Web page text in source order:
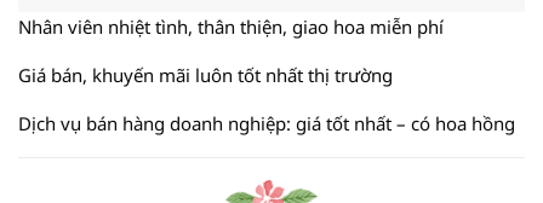
Nhân viên nhiệt tình, thân thiện, giao hoa miễn phí
Giá bán, khuyến mãi luôn tốt nhất thị trường
Dịch vụ bán hàng doanh nghiệp: giá tốt nhất – có hoa hồng